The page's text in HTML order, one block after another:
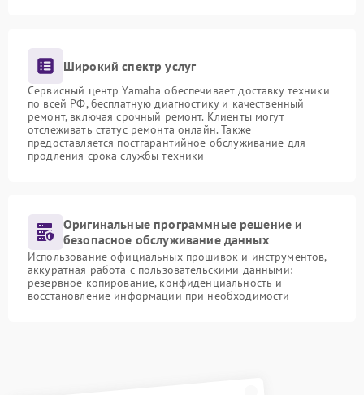
Широкий спектр услуг
Сервисный центр Yamaha обеспечивает доставку техники
по всей РФ, бесплатную диагностику и качественный
ремонт, включая срочный ремонт. Клиенты могут
отслеживать статус ремонта онлайн. Также
предоставляется постгарантийное обслуживание для
продления срока службы техники
Оригинальные программные решение и
безопасное обслуживание данных
Использование официальных прошивок и инструментов,
аккуратная работа с пользовательскими данными:
резервное копирование, конфиденциальность и
восстановление информации при необходимости